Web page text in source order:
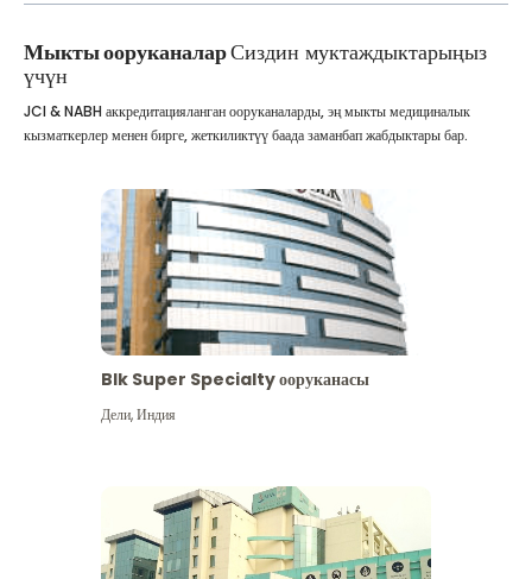
Мыкты ооруканаларСиздин муктаждыктарыңыз
үчүн
JCI & NABH аккредитацияланган ооруканаларды, эң мыкты медициналык
кызматкерлер менен бирге, жеткиликтүү баада заманбап жабдыктары бар.
Blk Super Specialty ооруканасы
Дели,Индия